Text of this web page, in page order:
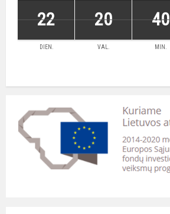
22 20 40
DIEN. VAL. MIN.